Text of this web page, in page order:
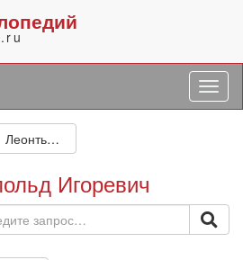
Леонтьев Леопольд Игоревич
Игоревич